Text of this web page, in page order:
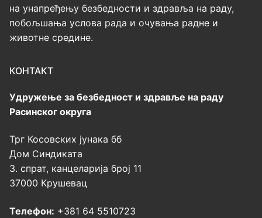
на унапређењу безбедности и здравља на раду,
побољшања услова рада и очувања радне и
животне средине.
КОНТАКТ
Удружење за безбедност и здравље на раду
Расинског округа
Трг Косовских јунака бб
Дом Синдиката
3. спрат, канцеларија број 11
37000 Крушевац
Телефон: +381 64 5510723